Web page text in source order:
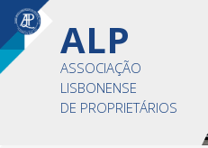
ALP
ASSOCIAÇÃO
LISBONENSE
DE PROPRIETÁRIOS